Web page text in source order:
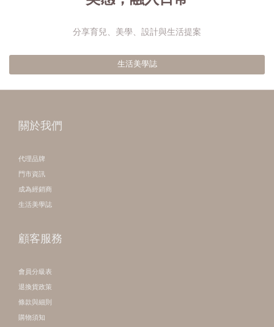
分享育兒、美學、設計與生活提案
生活美學誌
關於我們
代理品牌
門市資訊
成為經銷商
生活美學誌
顧客服務
會員分級表
退換貨政策
條款與細則
購物須知